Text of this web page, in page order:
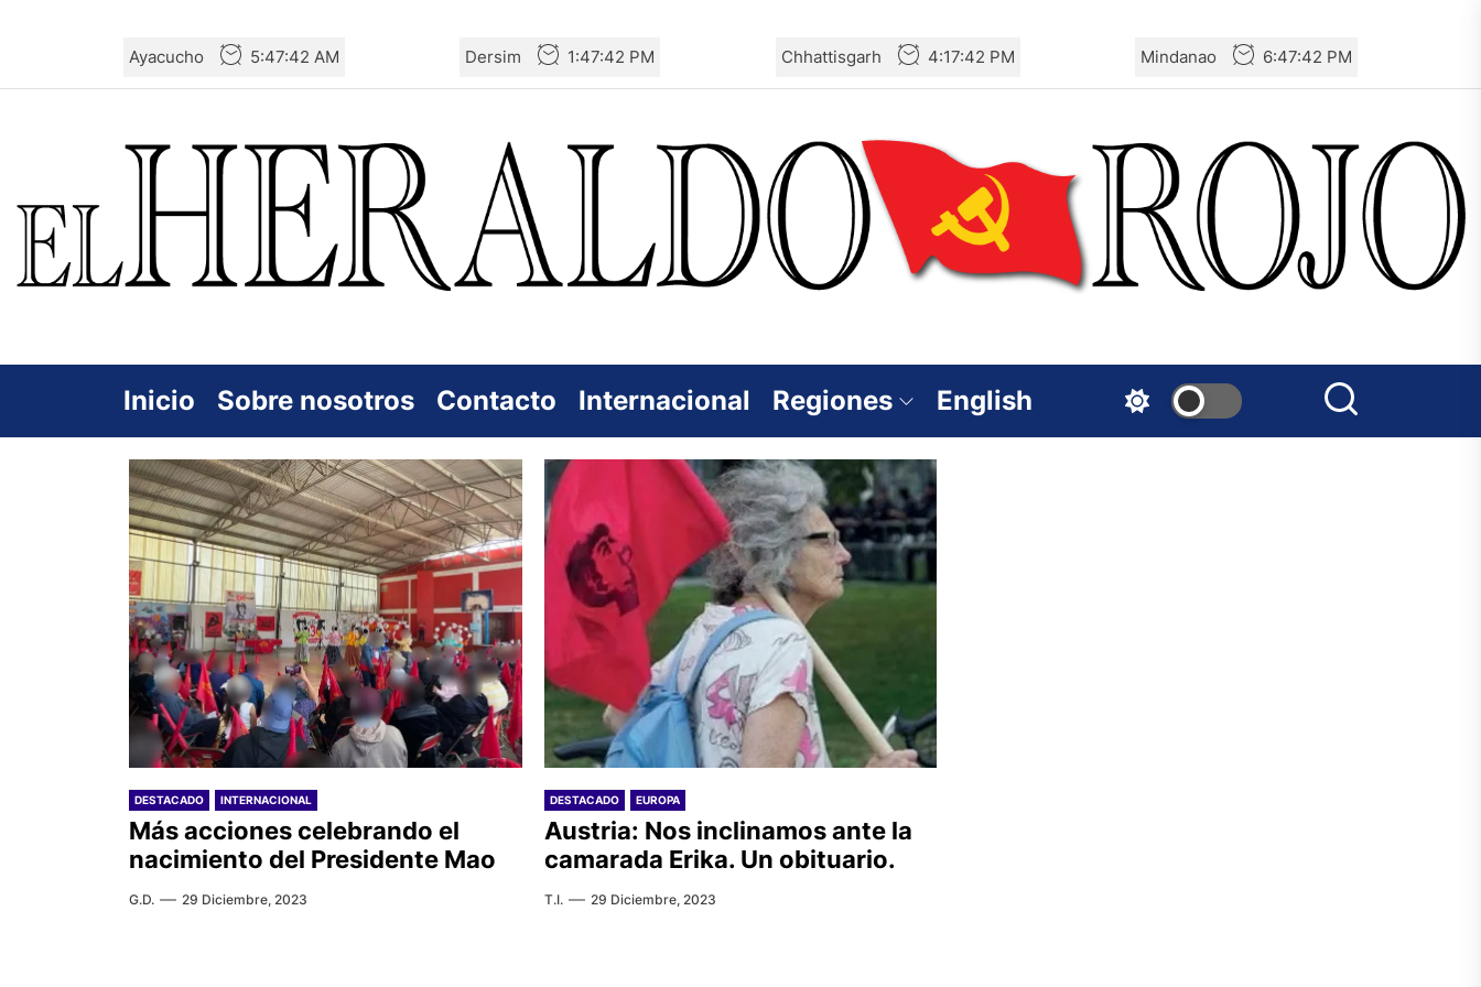
the
Ayacucho 5:47:43 AM Dersim 1:47:43 PM Chhattisgarh 4:17:43 PM Mindanao 6:47:43 PM
Inicio Sobre nosotros Contacto Internacional Regiones English
DESTACADO INTERNACIONAL
Más acciones celebrando el
nacimiento del Presidente Mao
G.D. 29 Diciembre, 2023
DESTACADO EUROPA
Austria: Nos inclinamos ante la
camarada Erika. Un obituario.
T.I. 29 Diciembre, 2023